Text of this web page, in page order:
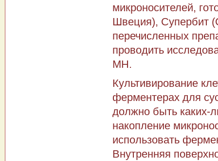
микроносителей,
Шве­ция), Супербит
перечисленных
проводить
МН.
Культивирование
ферментерах для
долж­но быть каких-
накопление
использовать
Внутренняя